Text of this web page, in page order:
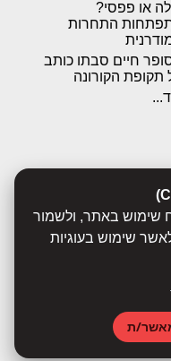
שימוש באתר, ולשמור
שימוש בעוגיות
.
ת
או פפסי?
התחרות
חיים סבתו כותב
תקופת הקורונה